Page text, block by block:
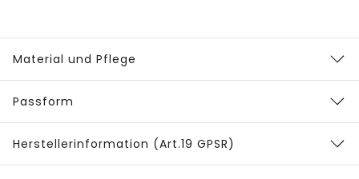
Material und Pflege
Passform
Herstellerinformation (Art.19 GPSR)